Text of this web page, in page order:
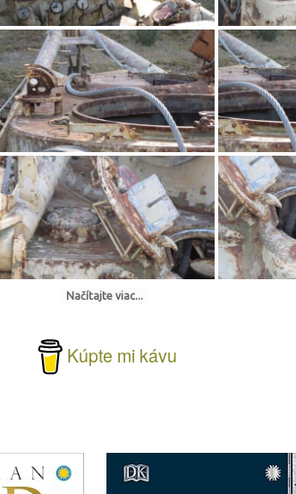
Načítajte viac...
Kúpte mi kávu